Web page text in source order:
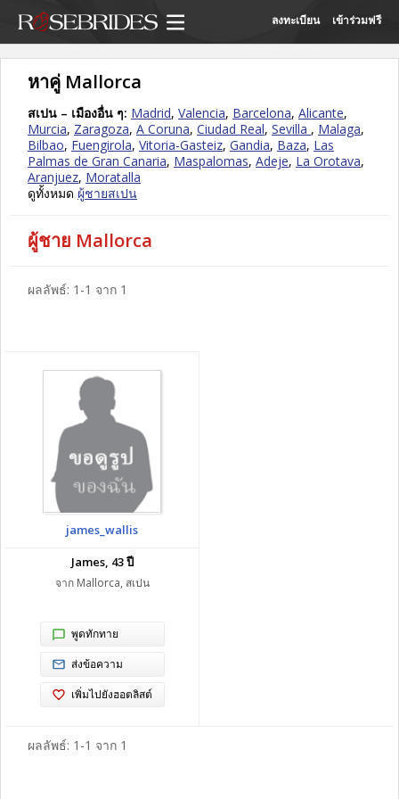
ลงทะเบียน เข้าร่วมฟรี
หาคู่ Mallorca
สเปน – เมืองอื่น ๆ: Madrid, Valencia, Barcelona, Alicante,
Murcia, Zaragoza, A Coruna, Ciudad Real, Sevilla , Malaga,
Bilbao, Fuengirola, Vitoria-Gasteiz, Gandia, Baza, Las
Palmas de Gran Canaria, Maspalomas, Adeje, La Orotava,
Aranjuez, Moratalla
ดูทั้งหมด ผู้ชายสเปน
ผู้ชาย Mallorca
ผลลัพธ์: 1-1 จาก 1
james_wallis
James, 43 ปี
จาก Mallorca, สเปน
พูดทักทาย
ส่งข้อความ
เพิ่มไปยังฮอตลิสต์
ผลลัพธ์: 1-1 จาก 1